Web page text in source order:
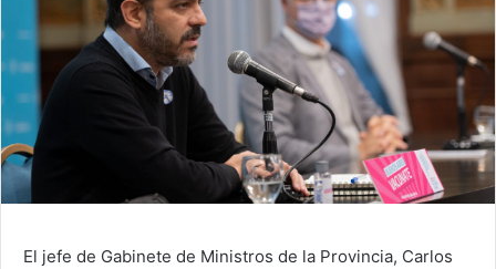
El jefe de Gabinete de Ministros de la Provincia, Carlos